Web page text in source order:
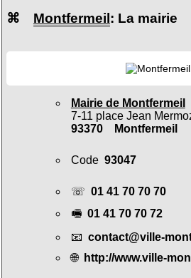
⌘ Montfermeil : La mairie
Mairie de Montfermeil
7-11 place Jean
93370 Montfermeil
Code 93047
☏ 01 41 70 70 70
🖷 01 41 70 70 72
📧 contact@ville-
🌐 http://www.ville-